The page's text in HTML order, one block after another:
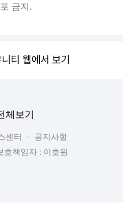
금지.
티 웹에서 보기
체보기
센터
공지사항
호책임자 : 이호원